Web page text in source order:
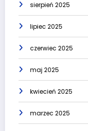
sierpień 2025
lipiec 2025
czerwiec 2025
maj 2025
kwiecień 2025
marzec 2025